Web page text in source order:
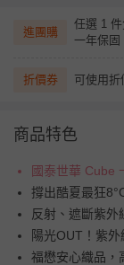
進團購
任選 1
一年保固
折價券 可使用折
商品特色
國泰世華 Cube
撐出酷夏最狂
反射、遮斷紫外
陽光OUT！紫
福懋安心織品，